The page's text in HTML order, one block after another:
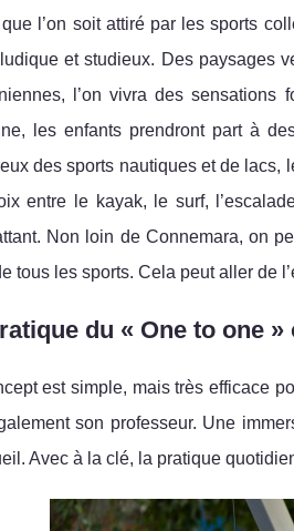
l’on soit attiré par les sports
ludique et studieux. Des paysages
l’on vivra des sensations
les enfants prendront part à
des sports nautiques et de lacs,
entre le kayak, le surf,
Non loin de Connemara, on
tous les sports. Cela peut aller de
du « One to one
est simple, mais très efficace
son professeur. Une
Avec à la clé, la pratique